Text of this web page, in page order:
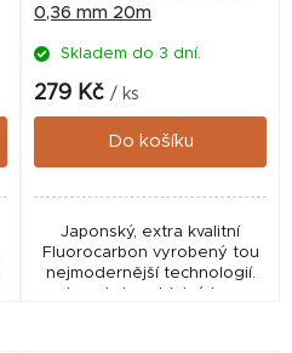
0,36 mm 20m
Skladem do 3 dní.
279 Kč / ks
Do košíku
Japonský, extra kvalitní
Fluorocarbon vyrobený tou
nejmodernější technologií.
Je velmi poddajný bez